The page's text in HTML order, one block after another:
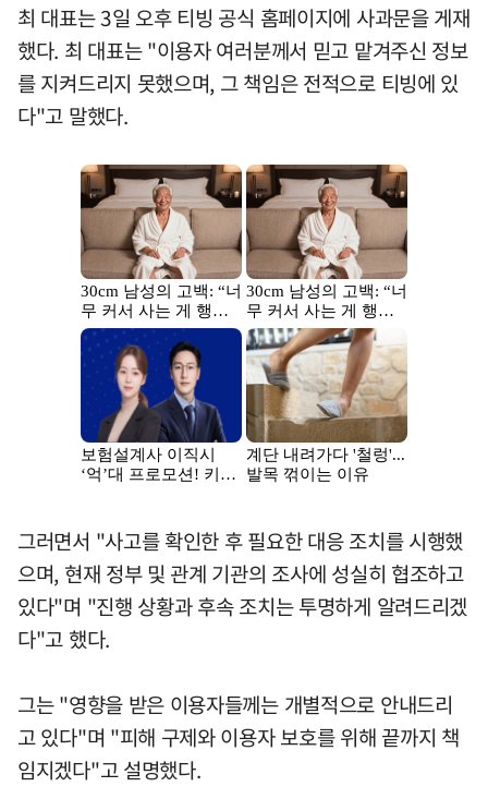
최 대표는 3일 오후 티빙 공식 홈페이지에 사과문을 게재
했다. 최 대표는 "이용자 여러분께서 믿고 맡겨주신 정보
를 지켜드리지 못했으며, 그 책임은 전적으로 티빙에 있
다"고 말했다.
그러면서 "사고를 확인한 후 필요한 대응 조치를 시행했
으며, 현재 정부 및 관계 기관의 조사에 성실히 협조하고
있다"며 "진행 상황과 후속 조치는 투명하게 알려드리겠
다"고 했다.
그는 "영향을 받은 이용자들께는 개별적으로 안내드리
고 있다"며 "피해 구제와 이용자 보호를 위해 끝까지 책
임지겠다"고 설명했다.